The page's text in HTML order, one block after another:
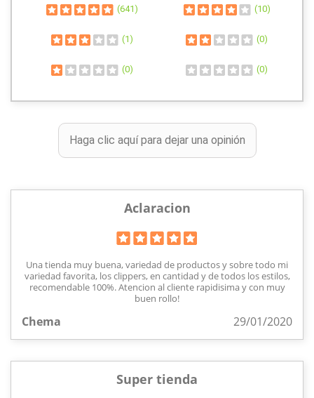
(641) (10)
(1) (0)
(0) (0)
Haga clic aquí para dejar una opinión
Aclaracion
Una tienda muy buena, variedad de productos y sobre todo mi
variedad favorita, los clippers, en cantidad y de todos los estilos,
recomendable 100%. Atencion al cliente rapidisima y con muy
buen rollo!
Chema 29/01/2020
Super tienda